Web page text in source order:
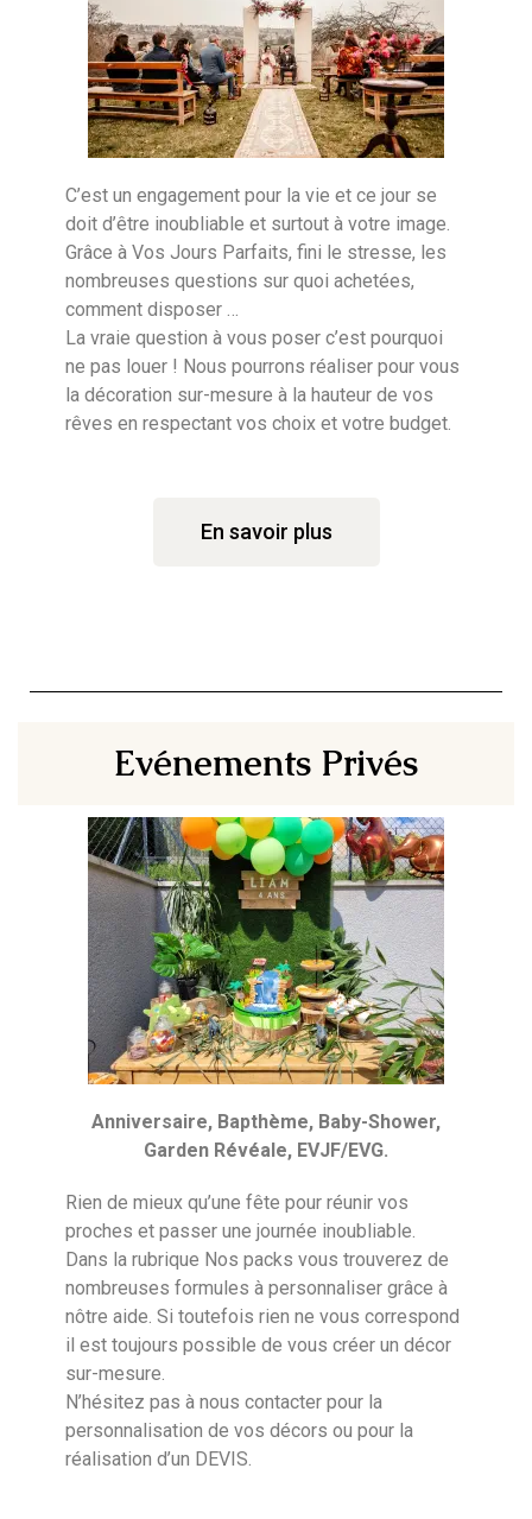
C’est un engagement pour la vie et ce jour se
doit d’être inoubliable et surtout à votre image.
Grâce à Vos Jours Parfaits, fini le stresse, les
nombreuses questions sur quoi achetées,
comment disposer …
La vraie question à vous poser c’est pourquoi
ne pas louer ! Nous pourrons réaliser pour vous
la décoration sur-mesure à la hauteur de vos
rêves en respectant vos choix et votre budget.
En savoir plus
Evénements Privés
Anniversaire, Bapthème, Baby-Shower,
Garden Révéale, EVJF/EVG.
Rien de mieux qu’une fête pour réunir vos
proches et passer une journée inoubliable.
Dans la rubrique Nos packs vous trouverez de
nombreuses formules à personnaliser grâce à
nôtre aide. Si toutefois rien ne vous correspond
il est toujours possible de vous créer un décor
sur-mesure.
N’hésitez pas à nous contacter pour la
personnalisation de vos décors ou pour la
réalisation d’un DEVIS.